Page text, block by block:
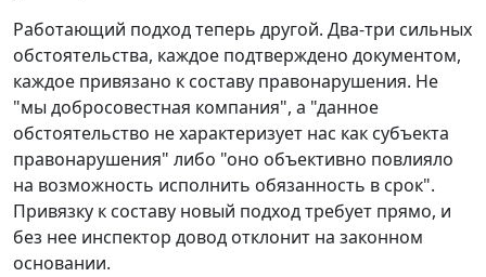
Работающий подход теперь другой. Два-три сильных
обстоятельства, каждое подтверждено документом,
каждое привязано к составу правонарушения. Не
"мы добросовестная компания", а "данное
обстоятельство не характеризует нас как субъекта
правонарушения" либо "оно объективно повлияло
на возможность исполнить обязанность в срок".
Привязку к составу новый подход требует прямо, и
без нее инспектор довод отклонит на законном
основании.